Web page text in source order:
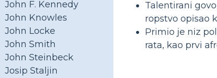
John F. Kennedy
John Knowles
John Locke
John Smith
John Steinbeck
Josip Staljin
Talentirani
ropstvo opisao
Primio je niz
rata, kao prvi